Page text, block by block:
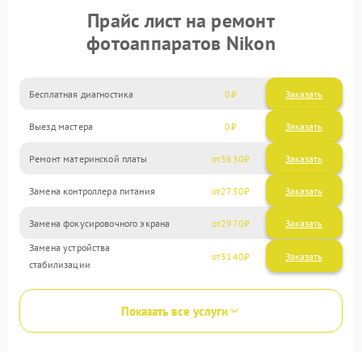
Прайс лист на ремонт
фотоаппаратов Nikon
Бесплатная диагностика 0 Заказать
Выезд мастера 0 Заказать
Ремонт материнской платы 3630
Замена контроллера питания 2750
Замена фокусировочного экрана 2970
Замена устройства
стабилизации
3140
Показать все услуги